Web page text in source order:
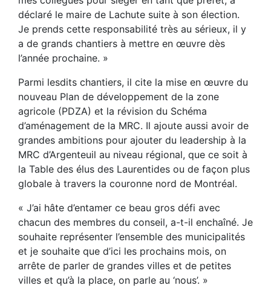
déclaré le maire de Lachute suite à son élection.
Je prends cette responsabilité très au sérieux, il y
a de grands chantiers à mettre en œuvre dès
l’année prochaine. »
Parmi lesdits chantiers, il cite la mise en œuvre du
nouveau Plan de développement de la zone
agricole (PDZA) et la révision du Schéma
d’aménagement de la MRC. Il ajoute aussi avoir de
grandes ambitions pour ajouter du leadership à la
MRC d’Argenteuil au niveau régional, que ce soit à
la Table des élus des Laurentides ou de façon plus
globale à travers la couronne nord de Montréal.
« J’ai hâte d’entamer ce beau gros défi avec
chacun des membres du conseil, a-t-il enchaîné. Je
souhaite représenter l’ensemble des municipalités
et je souhaite que d’ici les prochains mois, on
arrête de parler de grandes villes et de petites
villes et qu’à la place, on parle au ‘nous’. »